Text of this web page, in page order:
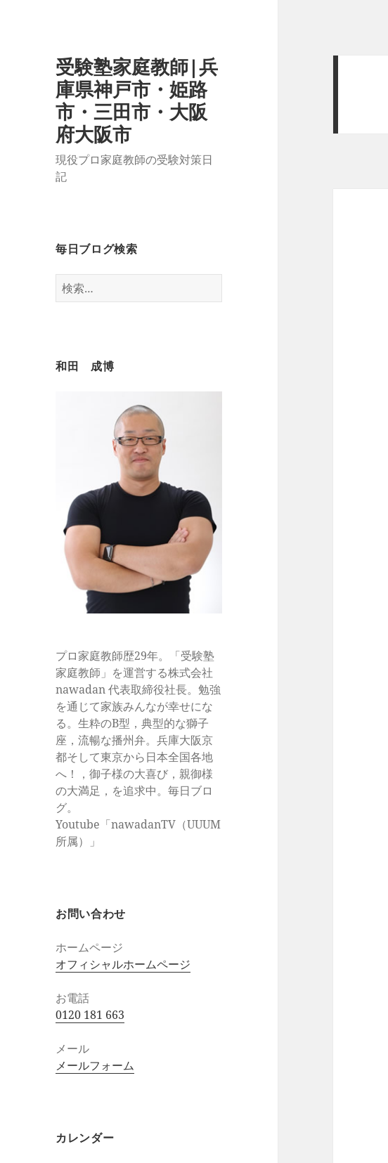
受験塾家庭教師|兵
庫県神戸市・姫路
市・三田市・大阪
府大阪市
現役プロ家庭教師の受験対策日
記
毎日ブログ検索
検
索:
和田 成博
プロ家庭教師歴29年。「受験塾
家庭教師」を運営する株式会社
nawadan 代表取締役社長。勉強
を通じて家族みんなが幸せにな
る。生粋のB型，典型的な獅子
座，流暢な播州弁。兵庫大阪京
都そして東京から日本全国各地
へ！，御子様の大喜び，親御様
の大満足，を追求中。毎日ブロ
グ。
Youtube「nawadanTV（UUUM
所属）」
お問い合わせ
ホームページ
オフィシャルホームページ
お電話
0120 181 663
メール
メールフォーム
カレンダー